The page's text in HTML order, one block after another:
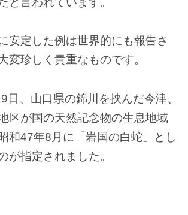
安定した例は世界的にも報告さ
変珍しく貴重なものです。
日、山口県の錦川を挟んだ今津、
区が国の天然記念物の生息地域
和47年8月に「岩国の白蛇」とし
が指定されました。